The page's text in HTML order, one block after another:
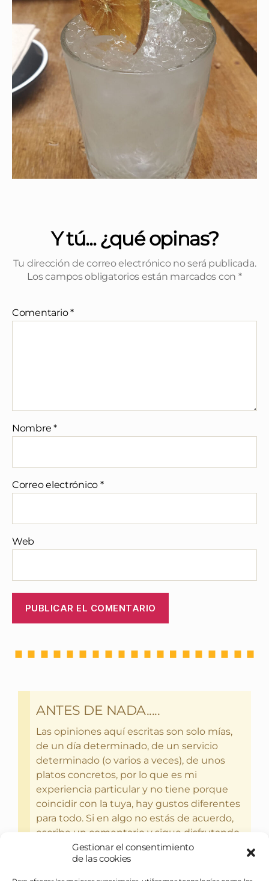
Gestionar el consentimiento
de las cookies
Y tú... ¿qué opinas?
Tu dirección de correo electrónico no será publicada.
Los campos obligatorios están marcados con *
Comentario*
Nombre*
Correo electrónico *
Web
ANTES DE NADA.....
Las opiniones aquí escritas son solo mías,
de un día determinado, de un servicio
determinado (o varios a veces), de unos
platos concretos, por lo que es mi
experiencia particular y no tiene porque
coincidir con la tuya, hay gustos diferentes
para todo. Si en algo no estás de acuerdo,
escribe un comentario y sigue disfrutando
del bebercio y el glotoneo.